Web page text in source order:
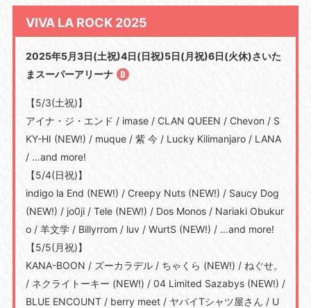
VIVA LA ROCK 2025
2025年5⽉3⽇(⼟祝)4⽇(⽇祝)5⽇(⽉祝)6⽇(⽕休)さいた
まスーパーアリーナ
【5/3(⼟祝)】
アイナ・ジ・エンド / imase / CLAN QUEEN / Chevon / S
KY-HI (NEW!) / muque / 紫 今 / Lucky Kilimanjaro / LANA
/ …and more!
【5/4(⽇祝)】
indigo la End (NEW!) / Creepy Nuts (NEW!) / Saucy Dog
(NEW!) / jo0ji / Tele (NEW!) / Dos Monos / Nariaki Obukur
o / ⽺⽂学 / Billyrrom / luv / WurtS (NEW!) / …and more!
【5/5(⽉祝)】
KANA-BOON / ズーカラデル / ちゃくら (NEW!) / ねぐせ。
/ ネクライトーキー (NEW!) / 04 Limited Sazabys (NEW!) /
BLUE ENCOUNT / berry meet / ヤバイTシャツ屋さん / U